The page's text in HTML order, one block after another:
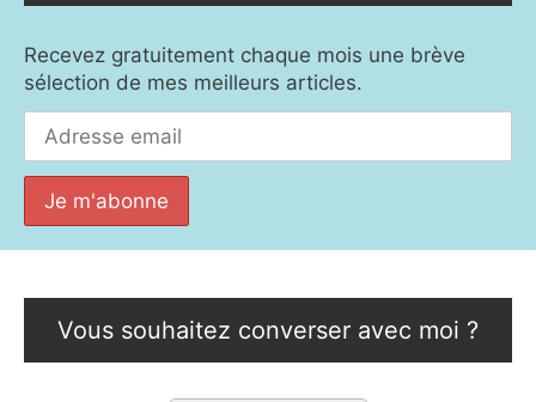
Recevez gratuitement chaque mois une brève
sélection de mes meilleurs articles.
Vous souhaitez converser avec moi ?